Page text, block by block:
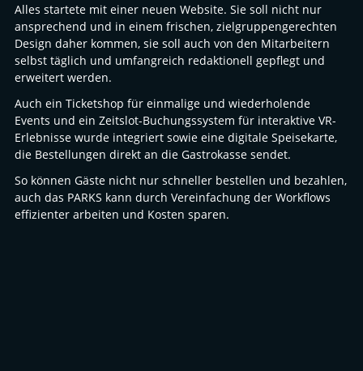
Alles startete mit einer neuen Website. Sie soll nicht nur
ansprechend und in einem frischen, zielgruppengerechten
Design daher kommen, sie soll auch von den Mitarbeitern
selbst täglich und umfangreich redaktionell gepflegt und
erweitert werden.
Auch ein Ticketshop für einmalige und wiederholende
Events und ein Zeitslot-Buchungssystem für interaktive VR-
Erlebnisse wurde integriert sowie eine digitale Speisekarte,
die Bestellungen direkt an die Gastrokasse sendet.
So können Gäste nicht nur schneller bestellen und bezahlen,
auch das PARKS kann durch Vereinfachung der Workflows
effizienter arbeiten und Kosten sparen.